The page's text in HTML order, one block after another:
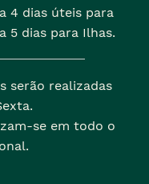
4 dias úteis para
5 dias para Ilhas.
serão realizadas
se em todo o